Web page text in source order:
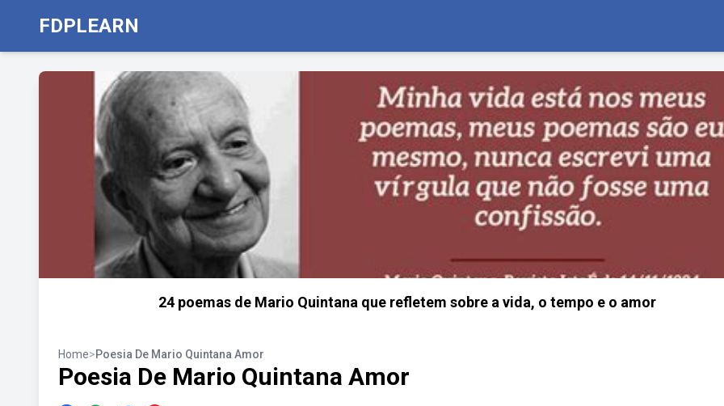
FDPLEARN
24 poemas de Mario Quintana que refletem sobre a vida, o tempo e o amor
Home>Poesia De Mario Quintana Amor
Poesia De Mario Quintana Amor